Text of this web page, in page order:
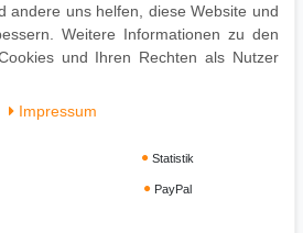
und praktisch verpackt
Montageanleitung inklusive
andere uns helfen, diese Website und
Weitere Informationen zu den
und Ihren Rechten als Nutzer
Impressum
Statistik
PayPal